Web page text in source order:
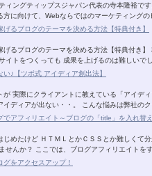
ィングティップスジャパン代表の寺本隆裕で
方に向けて、Webならではのマーケティング
るブログのテーマを決める方法【特典付き】
げるブログのテーマを決める方法【特典付き
イトをつくっても 成果を上げるのは難しいで
♪【ツボ式 アイディア創出法】
が 実際にクライアントに教えている「アイ
イディアが出ない・・。 こんな悩みは弊社の
アフィリエイト～ブログの「title」を入れ替
じめたけど ＨＴＭＬとかＣＳＳとか難しくて
せんか？ ここでは、ブログアフィリエイトを
をアクセスアップ！